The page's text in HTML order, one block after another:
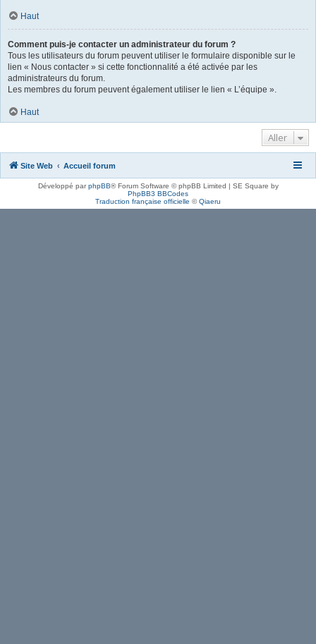
Haut
Comment puis-je contacter un administrateur du forum ?
Tous les utilisateurs du forum peuvent utiliser le formulaire disponible sur le
lien « Nous contacter » si cette fonctionnalité a été activée par les
administrateurs du forum.
Les membres du forum peuvent également utiliser le lien « L’équipe ».
Haut
Aller
Site Web Accueil forum
Développé parphpBB® Forum Software © phpBB Limited | SE Square by
PhpBB3 BBCodes
Traduction française officielle ©Qiaeru